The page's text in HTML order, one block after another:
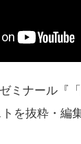
ミナール『
を抜粋・編